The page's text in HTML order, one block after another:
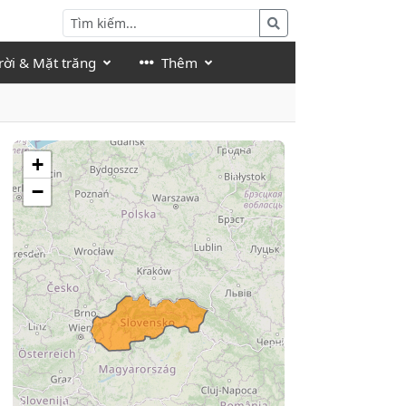
& Mặt trăng Thêm
+
−